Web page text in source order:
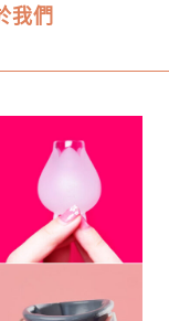
我們